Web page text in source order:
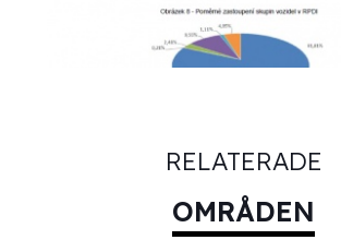
RELATERADE
OMRÅDEN